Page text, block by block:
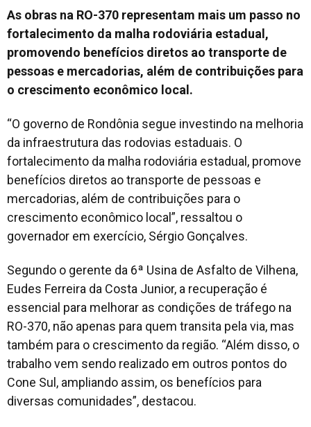
As obras na RO-370 representam mais um passo no
fortalecimento da malha rodoviária estadual,
promovendo benefícios diretos ao transporte de
pessoas e mercadorias, além de contribuições para
o crescimento econômico local.
“O governo de Rondônia segue investindo na melhoria
da infraestrutura das rodovias estaduais. O
fortalecimento da malha rodoviária estadual, promove
benefícios diretos ao transporte de pessoas e
mercadorias, além de contribuições para o
crescimento econômico local”, ressaltou o
governador em exercício, Sérgio Gonçalves.
Segundo o gerente da 6ª Usina de Asfalto de Vilhena,
Eudes Ferreira da Costa Junior, a recuperação é
essencial para melhorar as condições de tráfego na
RO-370, não apenas para quem transita pela via, mas
também para o crescimento da região. “Além disso, o
trabalho vem sendo realizado em outros pontos do
Cone Sul, ampliando assim, os benefícios para
diversas comunidades”, destacou.